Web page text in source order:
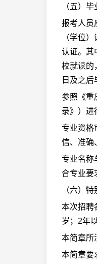
（五）
报考人员
（学位
认证。其
校就读的
日及之
参照《重
录》）进
专业资格
信、准确
专业名称
合专业要
（六）特
本次招聘
岁；2年
本简章所
本简章要